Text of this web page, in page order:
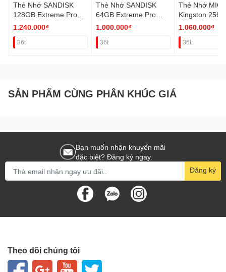
Thẻ Nhớ SANDISK
128GB Extreme Pro
SDSQXCD (Quay film
1.240.000₫
36t
Thẻ Nhớ SANDISK
64GB Extreme Pro
SDSQXCD (Quay film
1.000.000₫
36t
Thẻ Nhớ
Kingston
10 CHÍNH
1.060.000₫
36t
SẢN PHẨM CÙNG PHÂN KHÚC GIÁ
Bạn muốn nhận khuyến mãi
đặc biệt? Đăng ký ngay.
Đăng ký
Theo dõi chúng tôi